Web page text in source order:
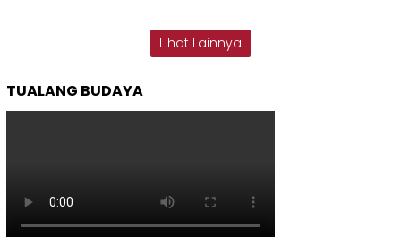
Lihat Lainnya
TUALANG BUDAYA